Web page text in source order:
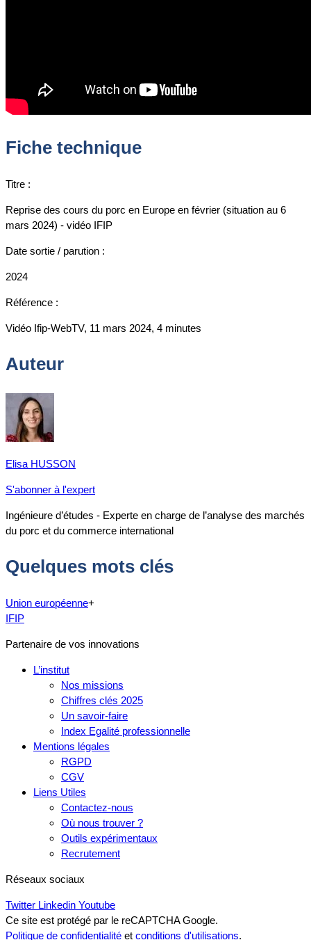
Fiche technique
Titre :
Reprise des cours du porc en Europe en février (situation au 6
mars 2024) - vidéo IFIP
Date sortie / parution :
2024
Référence :
Vidéo Ifip-WebTV, 11 mars 2024, 4 minutes
Auteur
Elisa HUSSON
S'abonner à l'expert
Ingénieure d’études - Experte en charge de l’analyse des marchés
du porc et du commerce international
Quelques mots clés
Union européenne+
IFIP
Partenaire de vos innovations
L’institut
Nos missions
Chiffres clés 2025
Un savoir-faire
Index Egalité professionnelle
Mentions légales
RGPD
CGV
Liens Utiles
Contactez-nous
Où nous trouver ?
Outils expérimentaux
Recrutement
Réseaux sociaux
Twitter Linkedin Youtube
Ce site est protégé par le reCAPTCHA Google.
Politique de confidentialité et conditions d'utilisations.